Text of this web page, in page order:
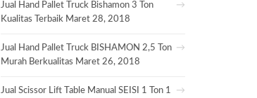
Jual Hand Pallet Truck Bishamon 3 Ton
Kualitas Terbaik Maret 28, 2018
Jual Hand Pallet Truck BISHAMON 2,5 Ton
Murah Berkualitas Maret 26, 2018
Jual Scissor Lift Table Manual SEISI 1 Ton 1